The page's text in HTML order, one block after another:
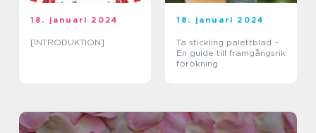
18. januari 2024
[INTRODUKTION]
18. januari 2024
Ta stickling palettblad –
En guide till framgångsrik
förökning